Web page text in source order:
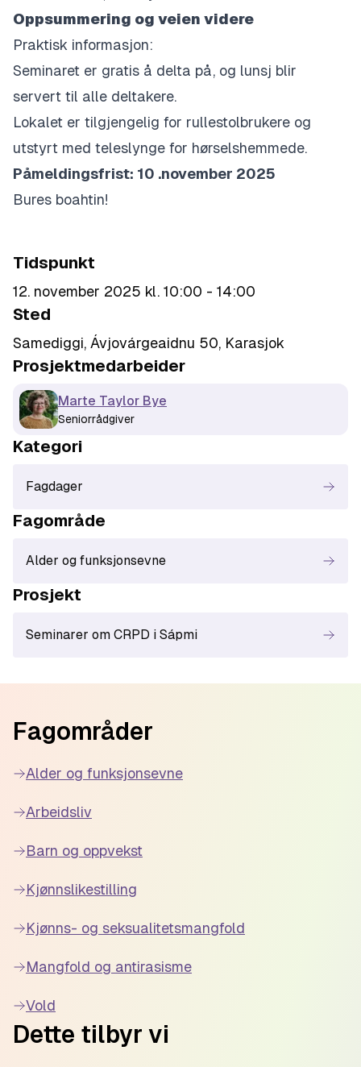
Oppsummering og veien videre
Praktisk informasjon:
Seminaret er gratis å delta på, og lunsj blir
servert til alle deltakere.
Lokalet er tilgjengelig for rullestolbrukere og
utstyrt med teleslynge for hørselshemmede.
Påmeldingsfrist: 10 .november 2025
Bures boahtin!
Tidspunkt
12. november 2025 kl. 10:00 - 14:00
Sted
Samediggi, Ávjovárgeaidnu 50, Karasjok
Prosjektmedarbeider
Marte Taylor Bye
Seniorrådgiver
Kategori
Fagdager
Fagområde
Alder og funksjonsevne
Prosjekt
Seminarer om CRPD i Sápmi
Fagområder
Alder og funksjonsevne
Arbeidsliv
Barn og oppvekst
Kjønnslikestilling
Kjønns- og seksualitetsmangfold
Mangfold og antirasisme
Vold
Dette tilbyr vi